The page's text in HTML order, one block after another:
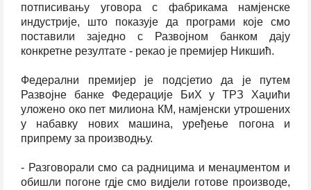
потписивању уговора с фабрикама намјенске
индустрије, што показује да програми које смо
поставили заједно с Развојном банком дају
конкретне резултате - рекао је премијер Никшић.
Федерални премијер је подсјетио да је путем
Развојне банке Федерације БиХ у ТРЗ Хаџићи
уложено око пет милиона КМ, намјенски утрошених
у набавку нових машина, уређење погона и
припрему за производњу.
- Разговорали смо са радницима и менаџментом и
обишли погоне гд‌је смо вид‌јели готове производе,